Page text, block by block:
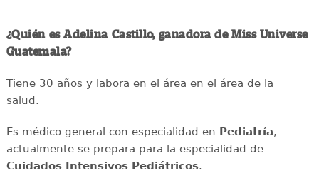
¿Quién es Adelina Castillo, ganadora de Miss Universe
Guatemala?
Tiene 30 años y labora en el área en el área de la
salud.
Es médico general con especialidad en Pediatría,
actualmente se prepara para la especialidad de
Cuidados Intensivos Pediátricos.